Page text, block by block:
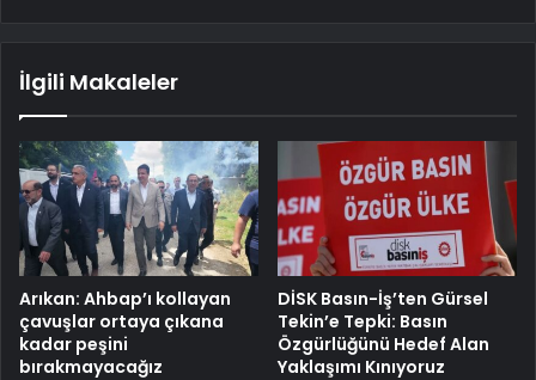
İlgili Makaleler
Arıkan: Ahbap’ı kollayan
çavuşlar ortaya çıkana
kadar peşini
bırakmayacağız
DİSK Basın-İş’ten Gürsel
Tekin’e Tepki: Basın
Özgürlüğünü Hedef Alan
Yaklaşımı Kınıyoruz